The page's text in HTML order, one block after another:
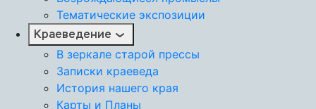
Тематические экспозиции
Краеведение
В зеркале старой прессы
Записки краеведа
История нашего края
Карты и Планы